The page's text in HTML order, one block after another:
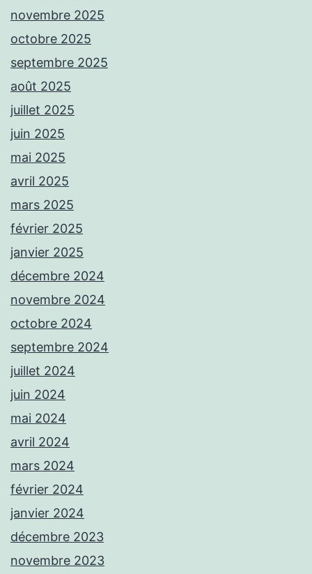
novembre 2025
octobre 2025
septembre 2025
août 2025
juillet 2025
juin 2025
mai 2025
avril 2025
mars 2025
février 2025
janvier 2025
décembre 2024
novembre 2024
octobre 2024
septembre 2024
juillet 2024
juin 2024
mai 2024
avril 2024
mars 2024
février 2024
janvier 2024
décembre 2023
novembre 2023